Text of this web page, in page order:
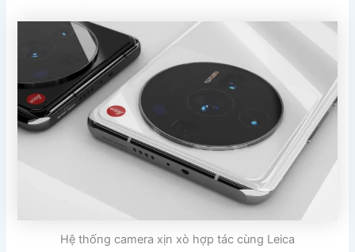
Hệ thống camera xịn xò hợp tác cùng Leica